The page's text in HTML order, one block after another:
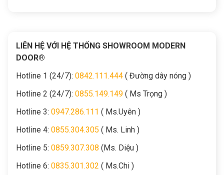
LIÊN HỆ VỚI HỆ THỐNG SHOWROOM MODERN
DOOR®
Hotline 1 (24/7): 0842.111.444 ( Đường dây nóng )
Hotline 2 (24/7): 0855.149.149 ( Ms Trọng )
Hotline 3: 0947.286.111 ( Ms.Uyên )
Hotline 4: 0855.304.305 ( Ms. Linh )
Hotline 5: 0859.307.308 (Ms. Diệu )
Hotline 6: 0835.301.302 ( Ms.Chi )